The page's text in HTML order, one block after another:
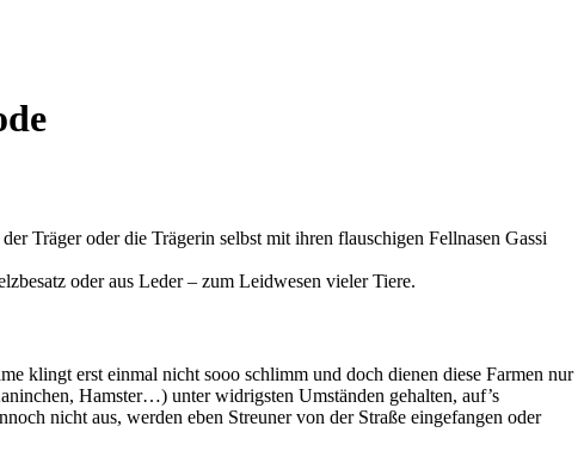
Träger oder die Trägerin selbst mit ihren flauschigen Fellnasen Gassi
oder aus Leder – zum Leidwesen vieler Tiere.
klingt erst einmal nicht sooo schlimm und doch dienen diese Farmen nur
Hamster…) unter widrigsten Umständen gehalten, auf’s
nicht aus, werden eben Streuner von der Straße eingefangen oder